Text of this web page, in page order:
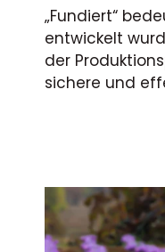
„Fundiert“
entwickelt
der
sichere und